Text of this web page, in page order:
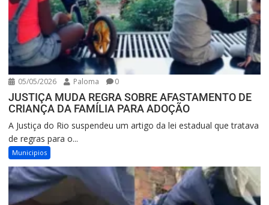
05/05/2026 Paloma 0
JUSTIÇA MUDA REGRA SOBRE AFASTAMENTO DE
CRIANÇA DA FAMÍLIA PARA ADOÇÃO
A Justiça do Rio suspendeu um artigo da lei estadual que tratava
de regras para o...
Municipios